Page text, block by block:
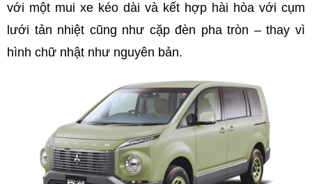
với một mui xe kéo dài và kết hợp hài hòa với cụm
lưới tản nhiệt cũng như cặp đèn pha tròn – thay vì
hình chữ nhật như nguyên bản.